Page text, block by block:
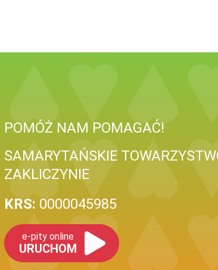
POMÓŻ NAM POMAGAĆ!
SAMARYTAŃSKIE
ZAKLICZYNIE
KRS: 0000045985
e-pity online
URUCHOM